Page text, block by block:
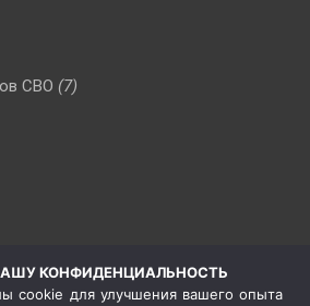
СВО (7)
КОНФИДЕНЦИАЛЬНОСТЬ
cookie для улучшения вашего опыта